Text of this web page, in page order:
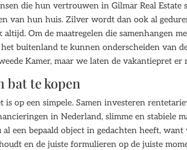
die hun vertrouwen in Gilmar Real
van hun huis. Zilver wordt dan ook al
altijd. Om de maatregelen die samenhangen
buitenland te kunnen onderscheiden van
Kamer, maar we laten de vakantiepret
bat te kopen
is op een simpele. Samen investeren
in Nederland, slimme en stabiele
een bepaald object in gedachten heeft,
en de juiste formulieren op de juiste